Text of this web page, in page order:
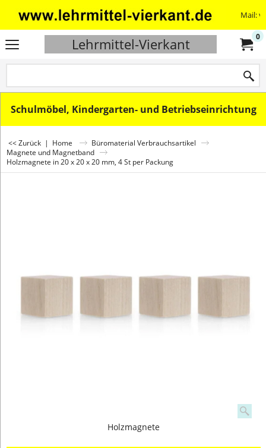
Mail:
Lehrmittel-Vierkant 0
Schulmöbel, Kindergarten- und Betriebseinrichtung
<< Zurück | Home
Büromaterial Verbrauchsartikel
Magnete und Magnetband
Holzmagnete in 20 x 20 x 20 mm, 4 St per Packung
Holzmagnete